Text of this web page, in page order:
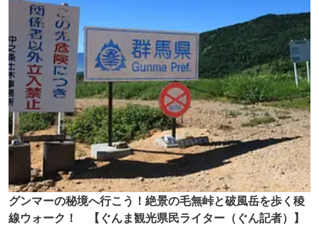
グンマーの秘境へ行こう！絶景の毛無峠と破風岳を歩く稜
線ウォーク！ 【ぐんま観光県民ライター（ぐん記者）】